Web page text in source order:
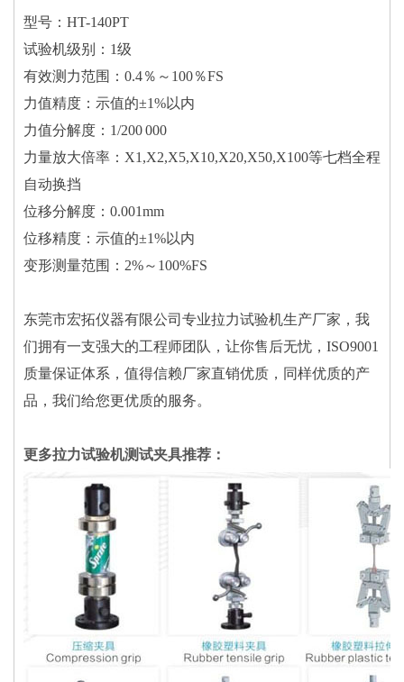
型号：HT-140PT
试验机级别：1级
有效测力范围：0.4％～100％FS
力值精度：示值的±1%以内
力值分解度：1/200 000
力量放大倍率：X1,X2,X5,X10,X20,X50,X100等七档全程
自动换挡
位移分解度：0.001mm
位移精度：示值的±1%以内
变形测量范围：2%～100%FS
东莞市宏拓仪器有限公司专业拉力试验机生产厂家，我
们拥有一支强大的工程师团队，让你售后无忧，ISO9001
质量保证体系，值得信赖厂家直销优质，同样优质的产
品，我们给您更优质的服务。
更多拉力试验机测试夹具推荐：